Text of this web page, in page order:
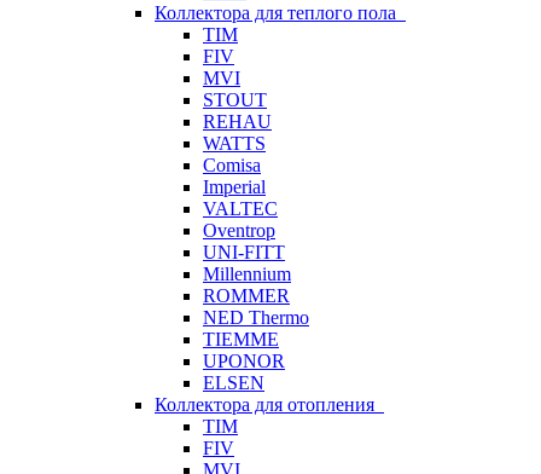
Коллектора для теплого пола
TIM
FIV
MVI
STOUT
REHAU
WATTS
Comisa
Imperial
VALTEC
Oventrop
UNI-FITT
Millennium
ROMMER
NED Thermo
TIEMME
UPONOR
ELSEN
Коллектора для отопления
TIM
FIV
MVI